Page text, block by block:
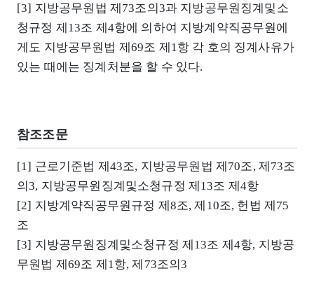
[3] 지방공무원법 제73조의3과 지방공무원징계및소
청규정 제13조 제4항에 의하여 지방계약직공무원에
게도 지방공무원법 제69조 제1항 각 호의 징계사유가
있는 때에는 징계처분을 할 수 있다.
참조조문
[1] 근로기준법 제43조, 지방공무원법 제70조, 제73조
의3, 지방공무원징계및소청규정 제13조 제4항
[2] 지방계약직공무원규정 제8조, 제10조, 헌법 제75
조
[3] 지방공무원징계및소청규정 제13조 제4항, 지방공
무원법 제69조 제1항, 제73조의3